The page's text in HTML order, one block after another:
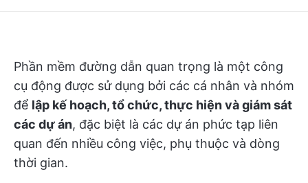
Phần mềm đường dẫn quan trọng là một công
cụ động được sử dụng bởi các cá nhân và nhóm
để lập kế hoạch, tổ chức, thực hiện và giám sát
các dự án, đặc biệt là các dự án phức tạp liên
quan đến nhiều công việc, phụ thuộc và dòng
thời gian.